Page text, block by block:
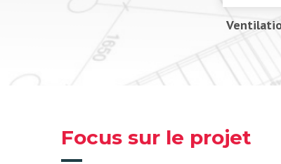
Focus sur le projet